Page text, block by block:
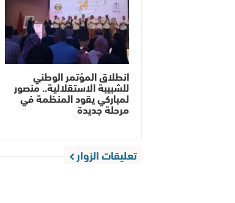
انطلاق المؤتمر الوطني
للشبيبة الاستقلالية.. منصور
لمباركي يقود المنظمة في
مرحلة جديدة
تعليقات الزوار